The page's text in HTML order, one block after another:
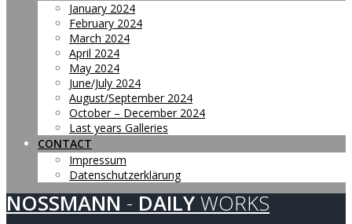
January 2024
February 2024
March 2024
April 2024
May 2024
June/July 2024
August/September 2024
October – December 2024
Last years Galleries
CONTACT
Impressum
Datenschutzerklärung
NOSSMANN - DAILY WORKS